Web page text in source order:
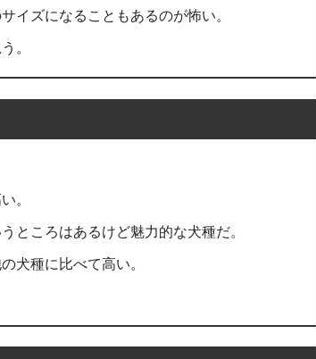
イズになることもあるのが怖い。
。
。
ところはあるけど魅力的な犬種だ。
犬種に比べて高い。